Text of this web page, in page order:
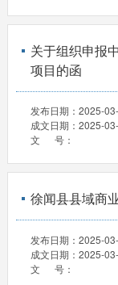
关于组织申报
项目的函
发布日期： 2025-
成文日期： 2025-
文 号：
徐闻县县域商
发布日期： 2025-
成文日期： 2025-
文 号：